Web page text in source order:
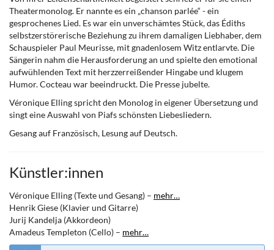
Theatermonolog. Er nannte es ein „chanson parlée“ - ein
gesprochenes Lied. Es war ein unverschämtes Stück, das Édiths
selbstzerstörerische Beziehung zu ihrem damaligen Liebhaber, dem
Schauspieler Paul Meurisse, mit gnadenlosem Witz entlarvte. Die
Sängerin nahm die Herausforderung an und spielte den emotional
aufwühlenden Text mit herzzerreißender Hingabe und klugem
Humor. Cocteau war beeindruckt. Die Presse jubelte.
Véronique Elling spricht den Monolog in eigener Übersetzung und
singt eine Auswahl von Piafs schönsten Liebesliedern.
Gesang auf Französisch, Lesung auf Deutsch.
Künstler:innen
Véronique Elling (Texte und Gesang) – mehr…
Henrik Giese (Klavier und Gitarre)
Jurij Kandelja (Akkordeon)
Amadeus Templeton (Cello) – mehr…